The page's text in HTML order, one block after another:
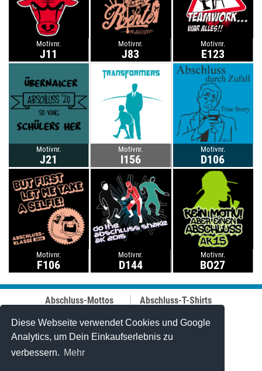
Diese Webseite verwendet Cookies und Google
Analytics, um Dein Einkaufserlebnis zu
verbessern. Mehr
Motivnr.
J11
Motivnr.
J83
Motivnr.
E123
Motivnr.
J21
Motivnr.
I156
Motivnr.
D106
Motivnr.
F106
Motivnr.
D144
Motivnr.
BO27
Abschluss-Mottos
Abi-Mottos
Lehrer-Motive
Online-Designer
Abschluss-T-Shirts
Best-Price-
Abschlussshirts